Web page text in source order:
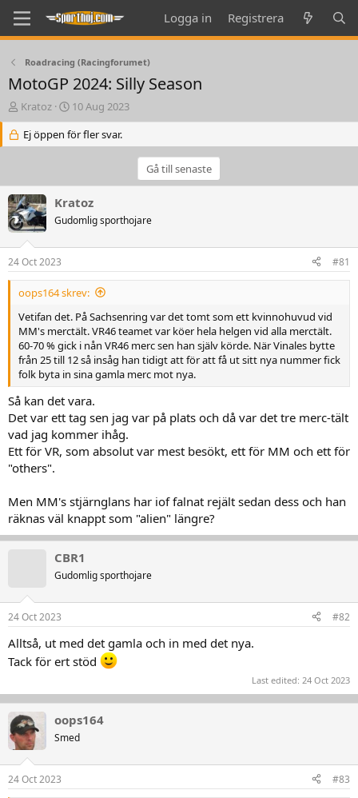
Logga in Registrera
Roadracing (Racingforumet)
MotoGP 2024: Silly Season
T
h
e
s
t
a
r
t
e
r
Kratoz
S
t
a
r
t
e
10 Aug 2023
Ej öppen för fler svar.
Gå till senaste
Kratoz
Gudomlig sporthojare
24 Oct 2023 #81
oops164 skrev:
Vetifan det. På Sachsenring var det tomt som ett kvinnohuvud vid
MM's merctält. VR46 teamet var köer hela helgen vid alla merctält.
60-70 % gick i nån VR46 merc sen han själv körde. När Vinales bytte
från 25 till 12 så insåg han tidigt att för att få ut sitt nya nummer fick
folk byta in sina gamla merc mot nya.
Så kan det vara.
Det var ett tag sen jag var på plats och då var det tre merc-tält
vad jag kommer ihåg.
Ett för VR, som absolut var mest besökt, ett för MM och ett för
"others".
Men MM's stjärnglans har iof falnat rejält sedan dess och han
räknas väl knappt som "alien" längre?
CBR1
Gudomlig sporthojare
24 Oct 2023 #82
Alltså, ut med det gamla och in med det nya.
Tack för ert stöd
Last edited: 24 Oct 2023
oops164
Smed
24 Oct 2023 #83